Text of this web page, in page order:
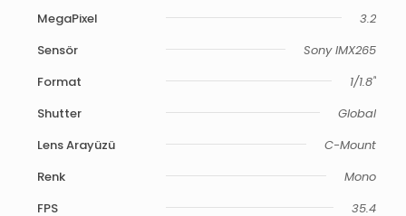
MegaPixel
3.2
Sensör
Sony IMX265
Format
1/1.8"
Shutter
Global
Lens Arayüzü
C-Mount
Renk
Mono
FPS
35.4